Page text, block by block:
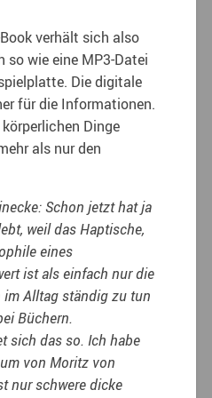
Book verhält sich also
so wie eine MP3-Datei
Die digitale
für die Informationen.
Dinge
als nur den
Schon jetzt hat ja
weil das Haptische,
eines
ist als einfach nur die
im Alltag ständig zu tun
Büchern.
sich das so. Ich habe
von Moritz von
nur schwere dicke